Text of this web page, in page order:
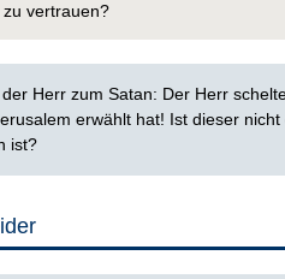
vertrauen?
Herr zum Satan: Der Herr
erwählt hat! Ist dieser
ist?